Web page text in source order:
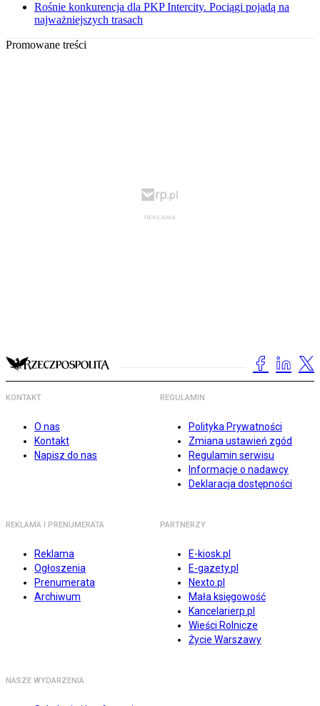
Rośnie konkurencja dla PKP Intercity. Pociągi pojadą na
najważniejszych trasach
Promowane treści
KONTAKT
O nas
Kontakt
Napisz do nas
REGULAMIN
Polityka Prywatności
Zmiana ustawień zgód
Regulamin serwisu
Informacje o nadawcy
Deklaracja dostępności
REKLAMA I PRENUMERATA
Reklama
Ogłoszenia
Prenumerata
Archiwum
PARTNERZY
E-kiosk.pl
E-gazety.pl
Nexto.pl
Mała księgowość
Kancelarierp.pl
Wieści Rolnicze
Życie Warszawy
NASZE WYDARZENIA